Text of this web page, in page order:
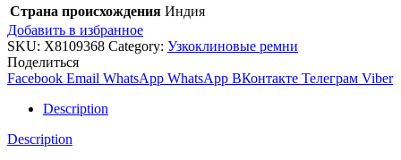
Страна происхождения Индия
Добавить в избранное
SKU: X8109368 Category: Узкоклиновые ремни
Поделиться
Facebook Email WhatsApp WhatsApp ВКонтакте Телеграм Viber
Description
Description